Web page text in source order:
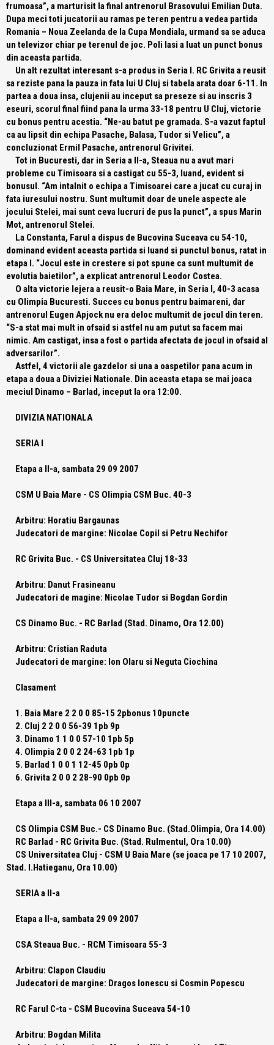
frumoasa”, a marturisit la final antrenorul Brasovului Emilian Duta.
Dupa meci toti jucatorii au ramas pe teren pentru a vedea partida
Romania – Noua Zeelanda de la Cupa Mondiala, urmand sa se aduca
un televizor chiar pe terenul de joc. Poli Iasi a luat un punct bonus
din aceasta partida.
Un alt rezultat interesant s-a produs in Seria I. RC Grivita a reusit
sa reziste pana la pauza in fata lui U Cluj si tabela arata doar 6-11. In
partea a doua insa, clujenii au inceput sa preseze si au inscris 3
eseuri, scorul final fiind pana la urma 33-18 pentru U Cluj, victorie
cu bonus pentru acestia. “Ne-au batut pe gramada. S-a vazut faptul
ca au lipsit din echipa Pasache, Balasa, Tudor si Velicu”, a
concluzionat Ermil Pasache, antrenorul Grivitei.
Tot in Bucuresti, dar in Seria a II-a, Steaua nu a avut mari
probleme cu Timisoara si a castigat cu 55-3, luand, evident si
bonusul. “Am intalnit o echipa a Timisoarei care a jucat cu curaj in
fata iuresului nostru. Sunt multumit doar de unele aspecte ale
jocului Stelei, mai sunt ceva lucruri de pus la punct”, a spus Marin
Mot, antrenorul Stelei.
La Constanta, Farul a dispus de Bucovina Suceava cu 54-10,
dominand evident aceasta partida si luand si punctul bonus, ratat in
etapa I. “Jocul este in crestere si pot spune ca sunt multumit de
evolutia baietilor”, a explicat antrenorul Leodor Costea.
O alta victorie lejera a reusit-o Baia Mare, in Seria I, 40-3 acasa
cu Olimpia Bucuresti. Succes cu bonus pentru baimareni, dar
antrenorul Eugen Apjock nu era deloc multumit de jocul din teren.
“S-a stat mai mult in ofsaid si astfel nu am putut sa facem mai
nimic. Am castigat, insa a fost o partida afectata de jocul in ofsaid al
adversarilor”.
Astfel, 4 victorii ale gazdelor si una a oaspetilor pana acum in
etapa a doua a Diviziei Nationale. Din aceasta etapa se mai joaca
meciul Dinamo – Barlad, inceput la ora 12:00.
DIVIZIA NATIONALA
SERIA I
Etapa a II-a, sambata 29 09 2007
CSM U Baia Mare - CS Olimpia CSM Buc. 40-3
Arbitru: Horatiu Bargaunas
Judecatori de margine: Nicolae Copil si Petru Nechifor
RC Grivita Buc. - CS Universitatea Cluj 18-33
Arbitru: Danut Frasineanu
Judecatori de magine: Nicolae Tudor si Bogdan Gordin
CS Dinamo Buc. - RC Barlad (Stad. Dinamo, Ora 12.00)
Arbitru: Cristian Raduta
Judecatori de margine: Ion Olaru si Neguta Ciochina
Clasament
1. Baia Mare 2 2 0 0 85-15 2pbonus 10puncte
2. Cluj 2 2 0 0 56-39 1pb 9p
3. Dinamo 1 1 0 0 57-10 1pb 5p
4. Olimpia 2 0 0 2 24-63 1pb 1p
5. Barlad 1 0 0 1 12-45 0pb 0p
6. Grivita 2 0 0 2 28-90 0pb 0p
Etapa a III-a, sambata 06 10 2007
CS Olimpia CSM Buc.- CS Dinamo Buc. (Stad.Olimpia, Ora 14.00)
RC Barlad - RC Grivita Buc. (Stad. Rulmentul, Ora 10.00)
CS Universitatea Cluj - CSM U Baia Mare (se joaca pe 17 10 2007,
Stad. I.Hatieganu, Ora 10.00)
SERIA a II-a
Etapa a II-a, sambata 29 09 2007
CSA Steaua Buc. - RCM Timisoara 55-3
Arbitru: Clapon Claudiu
Judecatori de margine: Dragos Ionescu si Cosmin Popescu
RC Farul C-ta - CSM Bucovina Suceava 54-10
Arbitru: Bogdan Milita